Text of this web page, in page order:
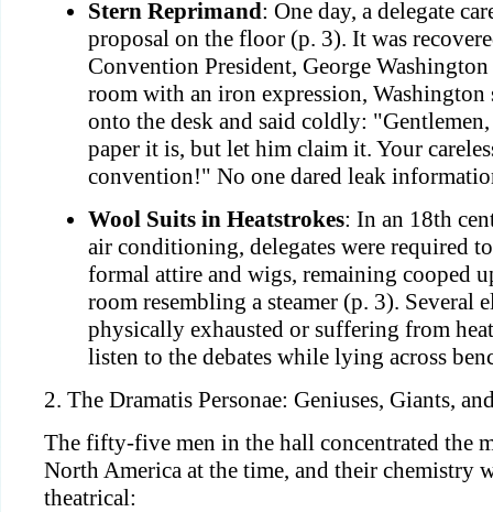
Stern Reprimand : One day, a delegate
proposal on the floor (p. 3). It was
Convention President, George
room with an iron expression, Washington
onto the desk and said coldly:
paper it is, but let him claim it. Your
convention!" No one dared leak
Wool Suits in Heatstrokes: In an 18th
air conditioning, delegates were required
formal attire and wigs, remaining cooped
room resembling a steamer (p. 3). Several
physically exhausted or suffering from
listen to the debates while lying across
2. The Dramatis Personae: Geniuses, Giants,
The fifty-five men in the hall concentrated the
North America at the time, and their chemistry
theatrical: